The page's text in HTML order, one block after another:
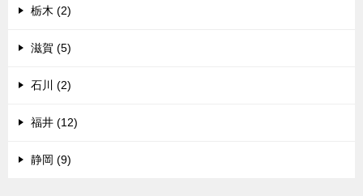
栃木 (2)
滋賀 (5)
石川 (2)
福井 (12)
静岡 (9)